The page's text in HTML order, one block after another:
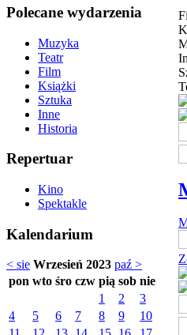
Polecane wydarzenia
Muzyka
Teatr
Film
Książki
Sztuka
Inne
Historia
Repertuar
Kino
Spektakle
Kalendarium
< sie Wrzesień 2023 paź >
pon wto śro czw pią sob nie
1
2
3
4
5 6 7 8 9
10